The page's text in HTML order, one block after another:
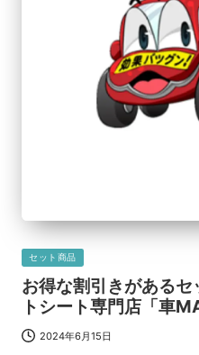
Posted
in
セット商品
お得な割引きがある
トシート専門店「車
2024年6月15日